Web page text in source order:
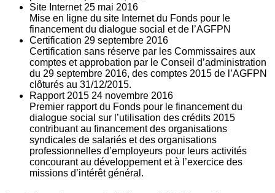
Site Internet 25 mai 2016
Mise en ligne du site Internet du Fonds pour le
financement du dialogue social et de l’AGFPN
Certification 29 septembre 2016
Certification sans réserve par les Commissaires aux
comptes et approbation par le Conseil d’administration
du 29 septembre 2016, des comptes 2015 de l’AGFPN
clôturés au 31/12/2015.
Rapport 2015 24 novembre 2016
Premier rapport du Fonds pour le financement du
dialogue social sur l’utilisation des crédits 2015
contribuant au financement des organisations
syndicales de salariés et des organisations
professionnelles d’employeurs pour leurs activités
concourant au développement et à l’exercice des
missions d’intérêt général.